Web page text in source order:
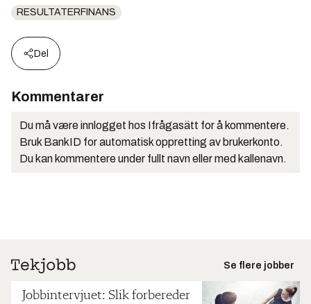
RESULTATERFINANS
Del
Kommentarer
Du må være innlogget hos Ifrågasätt for å kommentere.
Bruk BankID for automatisk oppretting av brukerkonto.
Du kan kommentere under fullt navn eller med kallenavn.
Se flere jobber
Jobbintervjuet: Slik forbereder